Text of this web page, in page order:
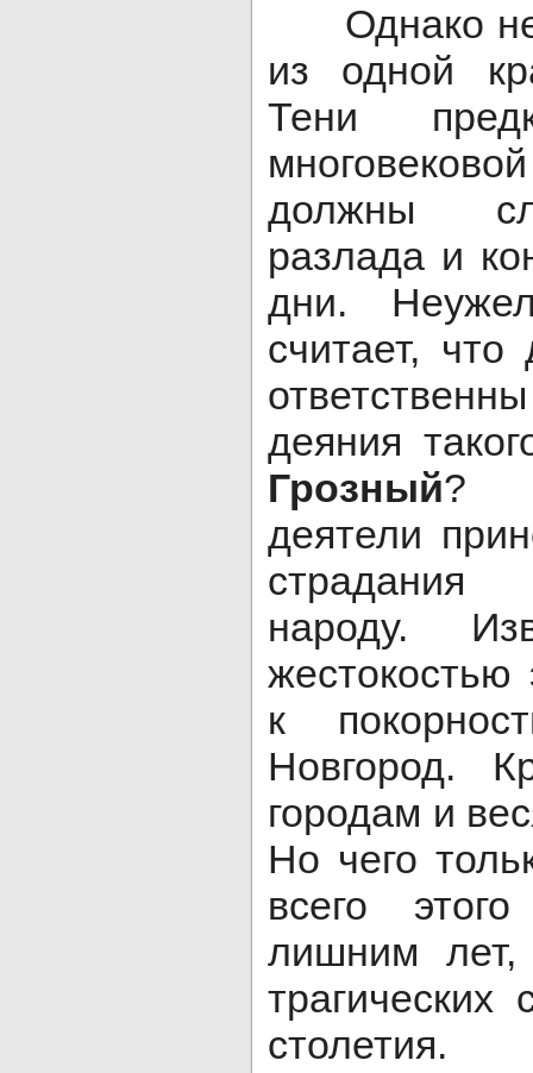
Однако не
из одной
Тени
должны
разлада и
дни.
считает,
деяния
Грозный?
деятели
народу.
жестокостью
к
Новгород.
городам и
Но чего
всего
лишним
трагических
столетия.